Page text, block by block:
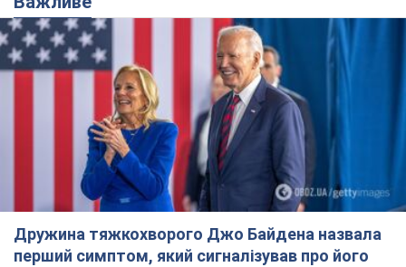
Дружина тяжкохворого Джо Байдена назвала
перший симптом, який сигналізував про його